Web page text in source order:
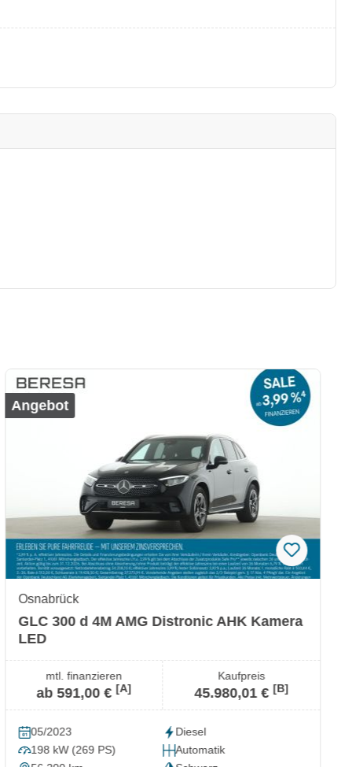
Angebot
Osnabrück
GLC 300 d 4M AMG Distronic AHK Kamera
LED
mtl. finanzieren
ab 591,00 €[A]
Kaufpreis
45.980,01 €[B]
05/2023
Diesel
198 kW (269 PS)
Automatik